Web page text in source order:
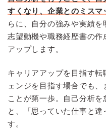
すくなり、企業とのミス
らに、自分の強みや実績
志望動機や職務経歴書の
アップします。
キャリアアップを目指す
ェンジを目指す場合でも
ことが第一歩。自己分析
と、「思っていた仕事と
す。